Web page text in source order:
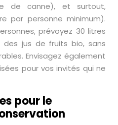
de canne), et surtout,
par personne minimum).
prévoyez 30 litres
des jus de fruits bio, sans
Envisagez également
pour vos invités qui ne
pour le